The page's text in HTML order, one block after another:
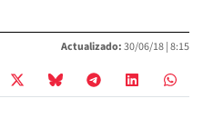
Actualizado:30/06/18 |8:15